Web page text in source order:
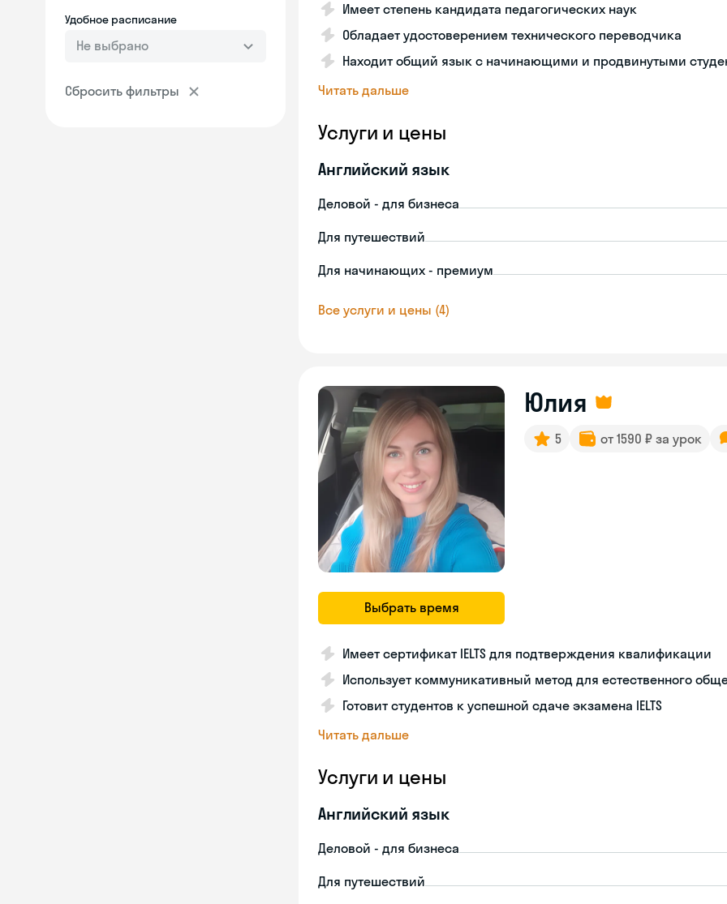
Удобное расписание
Не выбрано
Сбросить фильтры
Имеет степень кандидата педагогических наук
Обладает удостоверением технического переводчика
Находит общий язык с начинающими и продвинутыми
Читать дальше
Услуги и цены
Английский язык
Деловой - для бизнеса
Для путешествий
Для начинающих - премиум
Все услуги и цены (4)
Выбрать время
Юлия
5 от 1590 ₽ за урок
Имеет сертификат IELTS для подтверждения квалификации
Использует коммуникативный метод для естественного
Готовит студентов к успешной сдаче экзамена IELTS
Читать дальше
Услуги и цены
Английский язык
Деловой - для бизнеса
Для путешествий